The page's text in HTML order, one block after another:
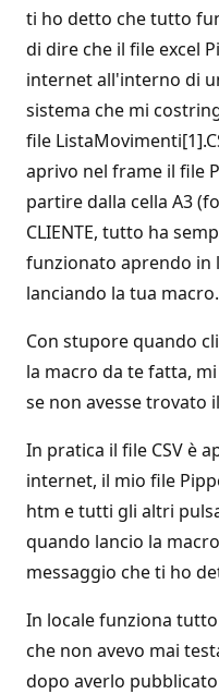
ti ho detto che tutto
di dire che il file excel
internet all'interno di
sistema che mi
file
aprivo nel frame il file
partire dalla cella A3
CLIENTE, tutto ha
funzionato aprendo in
lanciando la tua macro.
Con stupore quando
la macro da te fatta,
se non avesse trovato
In pratica il file CSV è
internet, il mio file
htm e tutti gli altri
quando lancio la
messaggio che ti ho
In locale funziona
che non avevo mai
dopo averlo pubblicato